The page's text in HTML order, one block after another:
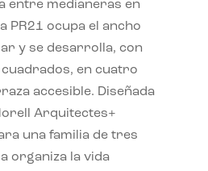
entre medianeras en
PR21 ocupa el ancho
y se desarrolla, con
en cuatro
accesible. Diseñada
Arquitectes+
una familia de tres
organiza la vida